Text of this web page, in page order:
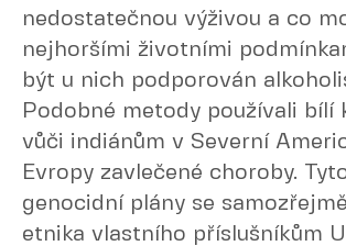
nedostatečnou výživou a co
nejhoršími životními
být u nich podporován
Podobné metody používali bílí
vůči indiánům v Severní
Evropy zavlečené choroby.
genocidní plány se
etnika vlastního příslušníkům